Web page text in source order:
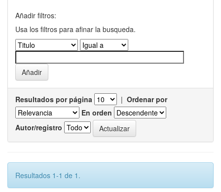
Añadir filtros:
Usa los filtros para afinar la busqueda.
Resultados por página | Ordenar por
En orden
Autor/registro
Resultados 1-1 de 1.